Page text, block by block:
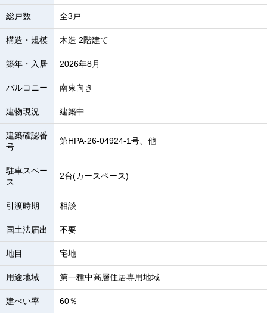
総戸数 全3戸
構造・規模 木造 2階建て
築年・入居 2026年8月
バルコニー 南東向き
建物現況 建築中
建築確認番
号
第HPA-26-04924-1号、他
駐車スペー
ス
2台(カースペース)
引渡時期 相談
国土法届出 不要
地目 宅地
用途地域 第一種中高層住居専用地域
建ぺい率 60％